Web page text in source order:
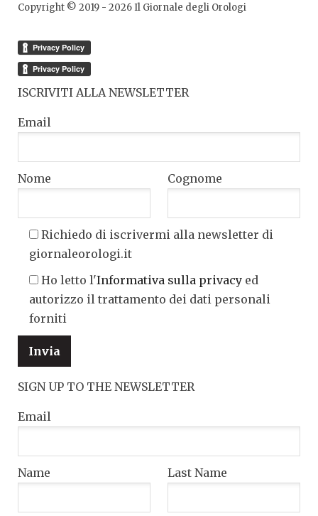
Copyright © 2019 - 2026Il Giornale degli Orologi
ISCRIVITI ALLA NEWSLETTER
Email
Nome Cognome
Richiedo di iscrivermi alla newsletter di
giornaleorologi.it
Ho letto l'Informativa sulla privacy ed
autorizzo il trattamento dei dati personali
forniti
SIGN UP TO THE NEWSLETTER
Email
Name Last Name